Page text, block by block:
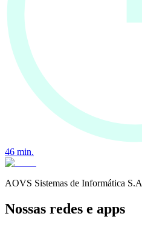
46 min.
AOVS Sistemas de Informática S.A
Nossas redes e apps